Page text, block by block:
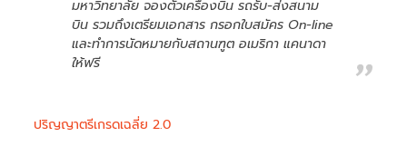
มหาวิทยาลัย จองตั๋วเครื่องบิน รถรับ-ส่งสนาม
บิน รวมถึงเตรียมเอกสาร กรอกใบสมัคร On-line
และทำการนัดหมายกับสถานฑูต อเมริกา แคนาดา
ให้ฟรี
ปริญญาตรีเกรดเฉลี่ย 2.0